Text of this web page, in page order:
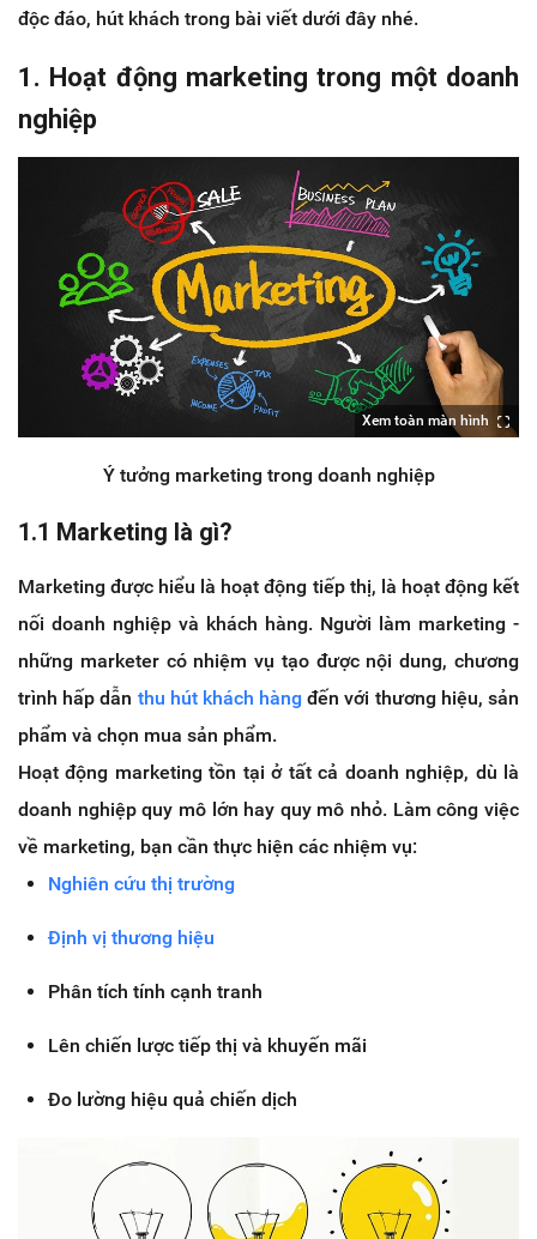
độc đáo, hút khách trong bài viết dưới đây nhé.
1. Hoạt động marketing trong một doanh
nghiệp
Xem toàn màn hình
Ý tưởng marketing trong doanh nghiệp
1.1 Marketing là gì?
Marketing được hiểu là hoạt động tiếp thị, là hoạt động kết
nối doanh nghiệp và khách hàng. Người làm marketing -
những marketer có nhiệm vụ tạo được nội dung, chương
trình hấp dẫn thu hút khách hàng đến với thương hiệu, sản
phẩm và chọn mua sản phẩm.
Hoạt động marketing tồn tại ở tất cả doanh nghiệp, dù là
doanh nghiệp quy mô lớn hay quy mô nhỏ. Làm công việc
về marketing, bạn cần thực hiện các nhiệm vụ:
Nghiên cứu thị trường
Định vị thương hiệu
Phân tích tính cạnh tranh
Lên chiến lược tiếp thị và khuyến mãi
Đo lường hiệu quả chiến dịch